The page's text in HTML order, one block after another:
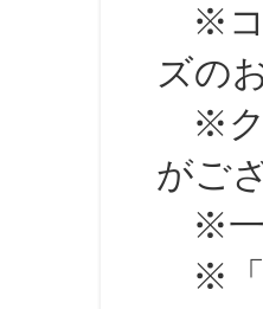
※コン
ズの
※クー
がご
※一部
※「発